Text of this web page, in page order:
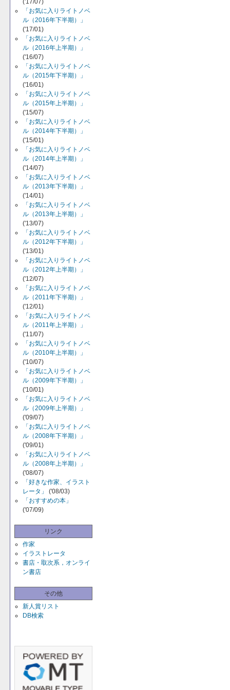
('17/07)
「お気に入りライトノベ
ル（2016年下半期）」
('17/01)
「お気に入りライトノベ
ル（2016年上半期）」
('16/07)
「お気に入りライトノベ
ル（2015年下半期）」
('16/01)
「お気に入りライトノベ
ル（2015年上半期）」
('15/07)
「お気に入りライトノベ
ル（2014年下半期）」
('15/01)
「お気に入りライトノベ
ル（2014年上半期）」
('14/07)
「お気に入りライトノベ
ル（2013年下半期）」
('14/01)
「お気に入りライトノベ
ル（2013年上半期）」
('13/07)
「お気に入りライトノベ
ル（2012年下半期）」
('13/01)
「お気に入りライトノベ
ル（2012年上半期）」
('12/07)
「お気に入りライトノベ
ル（2011年下半期）」
('12/01)
「お気に入りライトノベ
ル（2011年上半期）」
('11/07)
「お気に入りライトノベ
ル（2010年上半期）」
('10/07)
「お気に入りライトノベ
ル（2009年下半期）」
('10/01)
「お気に入りライトノベ
ル（2009年上半期）」
('09/07)
「お気に入りライトノベ
ル（2008年下半期）」
('09/01)
「お気に入りライトノベ
ル（2008年上半期）」
('08/07)
「好きな作家、イラスト
レータ」
('08/03)
「おすすめの本」
('07/09)
リンク
作家
イラストレータ
書店・取次系，オンライ
ン書店
その他
新人賞リスト
DB検索